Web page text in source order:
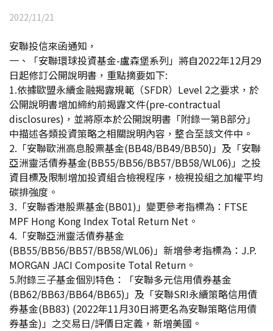
2022/11/21
安聯投信來函通知，
一、「安聯環球投資基金-盧森堡系列」將自2022年12月29
日起修訂公開說明書，重點摘要如下:
1.依據歐盟永續金融揭露規範（SFDR）Level 2之要求，於
公開說明書增加締約前揭露文件(pre-contractual
disclosures)，並將原本於公開說明書「附錄一第B部分」
中描述各類投資策略之相關說明內容，整合至該文件中。
2.「安聯歐洲高息股票基金(BB48/BB49/BB50)」及「安聯
亞洲靈活債券基金(BB55/BB56/BB57/BB58/WL06)」之投
資目標及限制增加投資組合檢視程序，檢視投組之加權平均
碳排強度。
3.「安聯香港股票基金(BB01)」變更參考指標為：FTSE
MPF Hong Kong Index Total Return Net。
4.「安聯亞洲靈活債券基金
(BB55/BB56/BB57/BB58/WL06)」新增參考指標為：J.P.
MORGAN JACI Composite Total Return。
5.附錄三子基金個別特色：「安聯多元信用債券基金
(BB62/BB63/BB64/BB65)」及「安聯SRI永續策略信用債
券基金(BB83) (2022年11月30日將更名為安聯策略信用債
券基金)」之交易日/評價日定義，新增美國。